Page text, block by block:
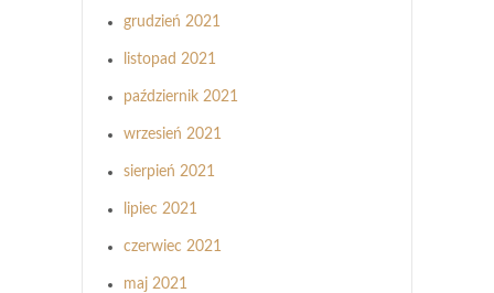
grudzień 2021
listopad 2021
październik 2021
wrzesień 2021
sierpień 2021
lipiec 2021
czerwiec 2021
maj 2021